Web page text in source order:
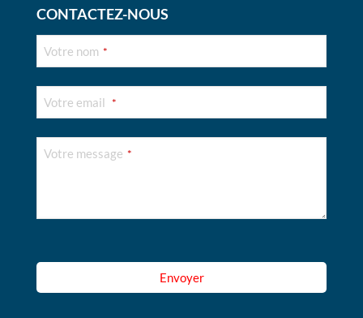
CONTACTEZ-NOUS
Votre nom *
Votre email *
Votre message *
Address
Envoyer